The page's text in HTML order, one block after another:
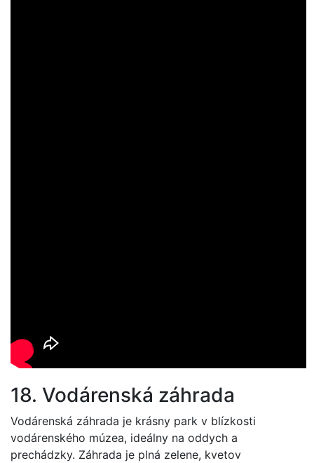
18. Vodárenská záhrada
Vodárenská záhrada je krásny park v blízkosti
vodárenského múzea, ideálny na oddych a
prechádzky. Záhrada je plná zelene, kvetov